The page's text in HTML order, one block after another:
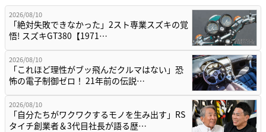
2026/08/10
「絶対失敗できなかった」2スト専業スズキの覚
悟! スズキGT380【1971…
2026/08/10
「これほど理性がブッ飛んだクルマはない」恐
怖の電子制御ゼロ！ 21年前の伝説…
2026/08/10
「自分たちがワクワクするモノを生み出す」RS
タイチ創業者＆3代目社長が語る歴…